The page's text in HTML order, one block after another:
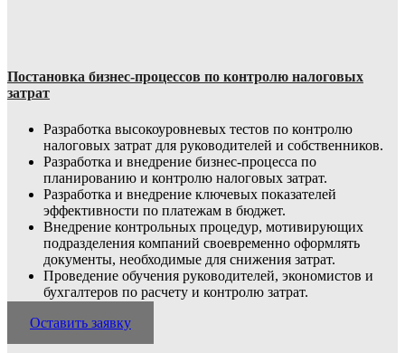
Постановка бизнес-процессов по контролю налоговых
затрат
Разработка высокоуровневых тестов по контролю
налоговых затрат для руководителей и собственников.
Разработка и внедрение бизнес-процесса по
планированию и контролю налоговых затрат.
Разработка и внедрение ключевых показателей
эффективности по платежам в бюджет.
Внедрение контрольных процедур, мотивирующих
подразделения компаний своевременно оформлять
документы, необходимые для снижения затрат.
Проведение обучения руководителей, экономистов и
бухгалтеров по расчету и контролю затрат.
Оставить заявку